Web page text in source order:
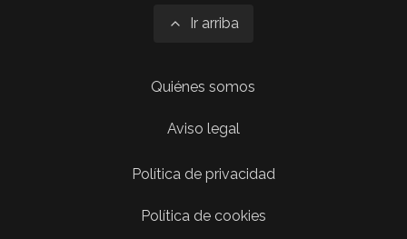
Ir arriba
Quiénes somos
Aviso legal
Política de privacidad
Política de cookies